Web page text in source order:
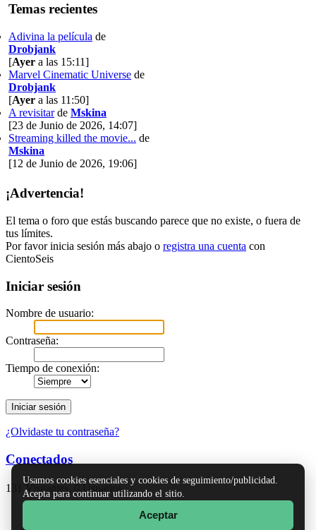
Temas recientes
Adivina la película de
Drobjank
[Ayer a las 15:11]
Marvel Cinematic Universe de
Drobjank
[Ayer a las 11:50]
A revisitarde Mskina
[23 de Junio de 2026, 14:07]
Streaming killed the movie... de
Mskina
[12 de Junio de 2026, 19:06]
¡Advertencia!
El tema o foro que estás buscando parece que no existe, o fuera de
tus límites.
Por favor inicia sesión más abajo o registra una cuenta con
CientoSeis
Iniciar sesión
Nombre de usuario:
Contraseña:
Tiempo de conexión:
¿Olvidaste tu contraseña?
Usamos cookies esenciales y cookies de seguimiento/publicidad.
Acepta para continuar utilizando el sitio.
Aceptar
Conectados
131 Visitantes, 0 Usuarios
Reglas y Términos